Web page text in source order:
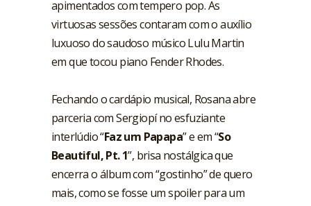
apimentados com tempero pop. As
virtuosas sessões contaram com o auxílio
luxuoso do saudoso músico Lulu Martin
em que tocou piano Fender Rhodes.
Fechando o cardápio musical, Rosana abre
parceria com Sergiopí no esfuziante
interlúdio “Faz um Papapa” e em “So
Beautiful, Pt. 1”, brisa nostálgica que
encerra o álbum com “gostinho” de quero
mais, como se fosse um spoiler para um